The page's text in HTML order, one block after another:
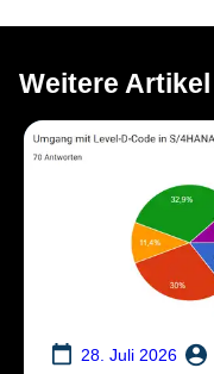
Weitere Artikel
28. Juli 2026